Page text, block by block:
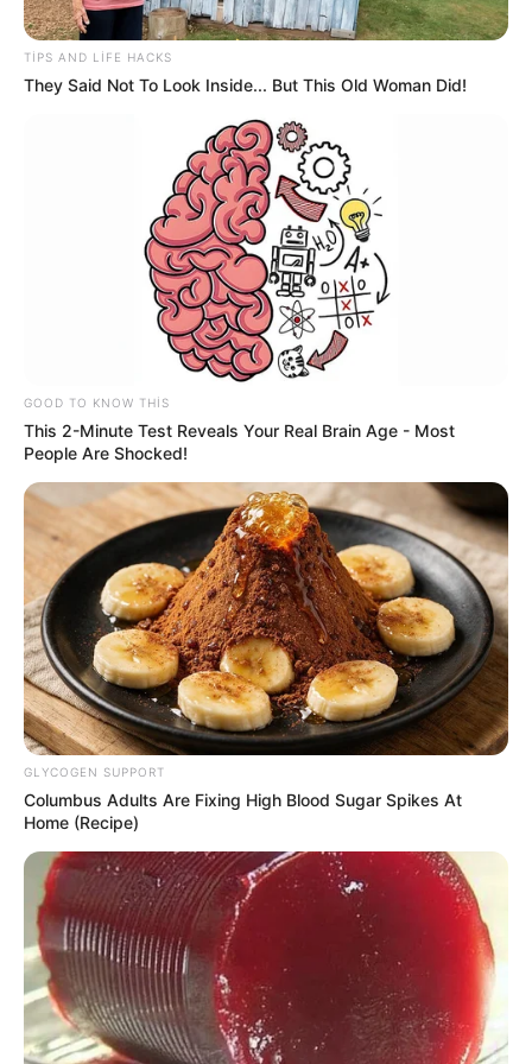
Aktrisa: “Seriallardakı ən böyük problem
keyfiyyətə yox...” -MÜSAHİBƏ
12:37 / 15 May 2026 ŞOU-BİZNES
Tanınmış aktrisa ailə qurdu -Toy bu
TARİXDƏ...
685 0 0
TIPS AND LIFE HACKS
They Said Not To Look Inside... But This Old Woman Did!
GOOD TO KNOW THIS
This 2-Minute Test Reveals Your Real Brain Age - Most
People Are Shocked!
GLYCOGEN SUPPORT
Columbus Adults Are Fixing High Blood Sugar Spikes At
Home (Recipe)